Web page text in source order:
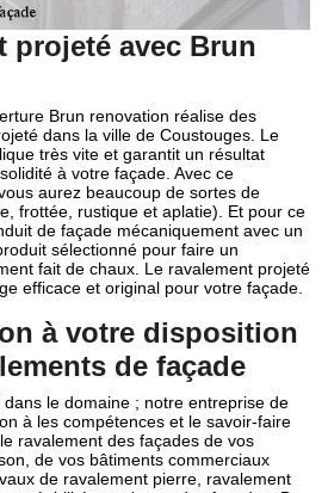
projeté avec Brun
Brun renovation réalise des
dans la ville de Coustouges. Le
très vite et garantit un résultat
à votre façade. Avec ce
aurez beaucoup de sortes de
frottée, rustique et aplatie). Et pour ce
de façade mécaniquement avec un
sélectionné pour faire un
fait de chaux. Le ravalement projeté
efficace et original pour votre façade.
à votre disposition
de façade
le domaine ; notre entreprise de
à les compétences et le savoir-faire
ravalement des façades de vos
de vos bâtiments commerciaux
de ravalement pierre, ravalement